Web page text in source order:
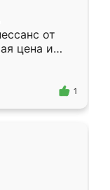
от
цена и
1